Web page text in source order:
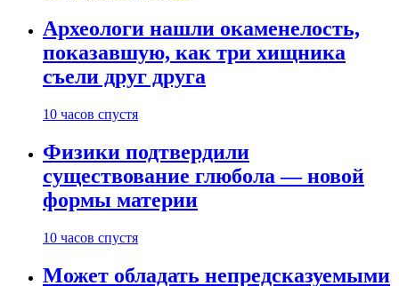
Археологи нашли окаменелость,
показавшую, как три хищника
съели друг друга
10 часов спустя
Физики подтвердили
существование глюбола — новой
формы материи
10 часов спустя
Может обладать непредсказуемыми